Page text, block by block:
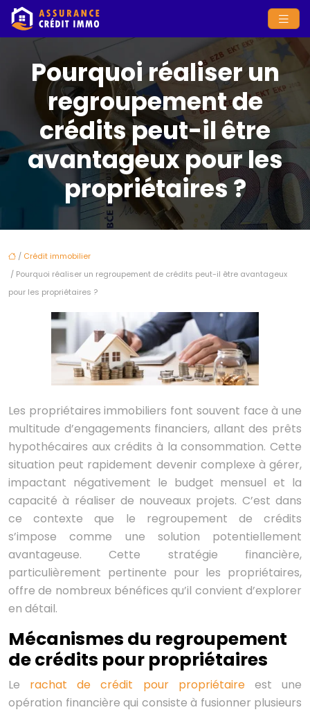
Pourquoi réaliser un
regroupement de
crédits peut-il être
avantageux pour les
propriétaires ?
/ Crédit immobilier
/ Pourquoi réaliser un regroupement de crédits peut-il être avantageux
pour les propriétaires ?
Les propriétaires immobiliers font souvent face à une
multitude d’engagements financiers, allant des prêts
hypothécaires aux crédits à la consommation. Cette
situation peut rapidement devenir complexe à gérer,
impactant négativement le budget mensuel et la
capacité à réaliser de nouveaux projets. C’est dans
ce contexte que le regroupement de crédits
s’impose comme une solution potentiellement
avantageuse. Cette stratégie financière,
particulièrement pertinente pour les propriétaires,
offre de nombreux bénéfices qu’il convient d’explorer
en détail.
Mécanismes du regroupement
de crédits pour propriétaires
Le rachat de crédit pour propriétaireest une
opération financière qui consiste à fusionner plusieurs